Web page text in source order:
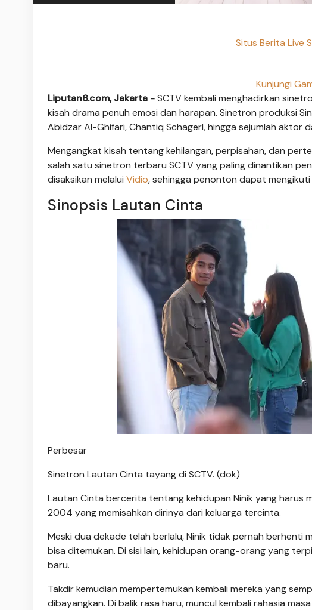
Situs Berita Live
Kunjungi
Liputan6.com, Jakarta -SCTV kembali menghadirkan
kisah drama penuh emosi dan harapan. Sinetron produksi
Abidzar Al-Ghifari, Chantiq Schagerl, hingga sejumlah aktor
Mengangkat kisah tentang kehilangan, perpisahan, dan
salah satu sinetron terbaru SCTV yang paling dinantikan
disaksikan melalui Vidio, sehingga penonton dapat
Sinopsis Lautan Cinta
Perbesar
Sinetron Lautan Cinta tayang di SCTV. (dok)
Lautan Cinta bercerita tentang kehidupan Ninik yang harus
2004 yang memisahkan dirinya dari keluarga tercinta.
Meski dua dekade telah berlalu, Ninik tidak pernah berhenti
bisa ditemukan. Di sisi lain, kehidupan orang-orang yang
baru.
Takdir kemudian mempertemukan kembali mereka yang
dibayangkan. Di balik rasa haru, muncul kembali rahasia